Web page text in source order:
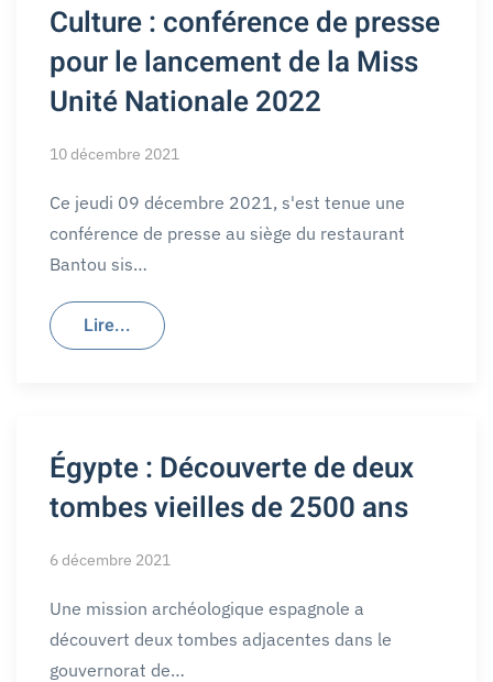
Culture : conférence de presse
pour le lancement de la Miss
Unité Nationale 2022
10 décembre 2021
Ce jeudi 09 décembre 2021, s'est tenue une
conférence de presse au siège du restaurant
Bantou sis…
Lire...
Égypte : Découverte de deux
tombes vieilles de 2500 ans
6 décembre 2021
Une mission archéologique espagnole a
découvert deux tombes adjacentes dans le
gouvernorat de…